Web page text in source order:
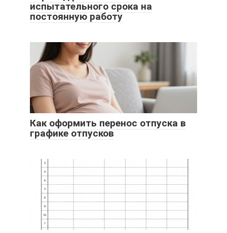
испытательного срока на
постоянную работу
Как оформить перенос отпуска в
графике отпусков